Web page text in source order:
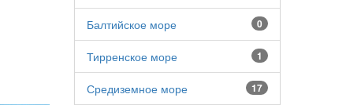
0
Балтийское море
1
Тирренское море
17
Средиземное море